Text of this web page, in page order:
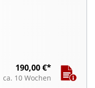
190,00 €*
ca. 10 Wochen